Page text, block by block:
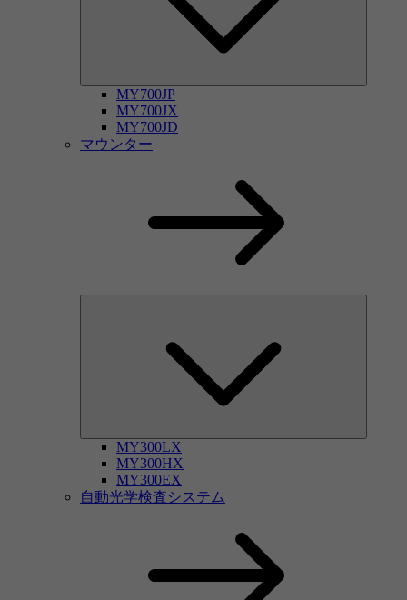
MY700JP
MY700JX
MY700JD
マウンター
MY300LX
MY300HX
MY300EX
自動光学検査システム